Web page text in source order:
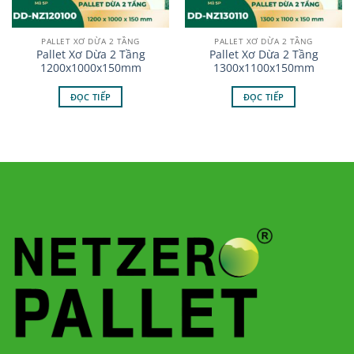
PALLET XƠ DỪA 2 TẦNG
Pallet Xơ Dừa 2 Tầng
1200x1000x150mm
ĐỌC TIẾP
PALLET XƠ DỪA 2 TẦNG
Pallet Xơ Dừa 2 Tầng
1300x1100x150mm
ĐỌC TIẾP